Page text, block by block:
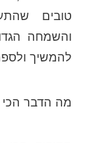
טובים
והשמחה
להמשיך
מה הדבר